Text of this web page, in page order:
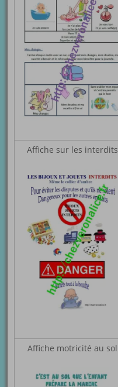
Affiche sur les interdits
Affiche motricité au sol